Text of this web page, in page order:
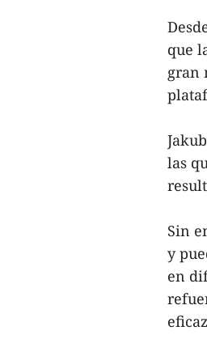
que
gran
las
Sin
y
en